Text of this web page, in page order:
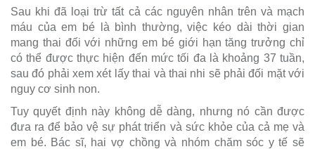
Sau khi đã loại trừ tất cả các nguyên nhân trên và mạch
máu của em bé là bình thường, việc kéo dài thời gian
mang thai đối với những em bé giới hạn tăng trưởng chỉ
có thể được thực hiện đến mức tối đa là khoảng 37 tuần,
sau đó phải xem xét lấy thai và thai nhi sẽ phải đối mặt với
nguy cơ sinh non.
Tuy quyết định này không dễ dàng, nhưng nó cần được
đưa ra để bảo vệ sự phát triển và sức khỏe của cả mẹ và
em bé. Bác sĩ, hai vợ chồng và nhóm chăm sóc y tế sẽ